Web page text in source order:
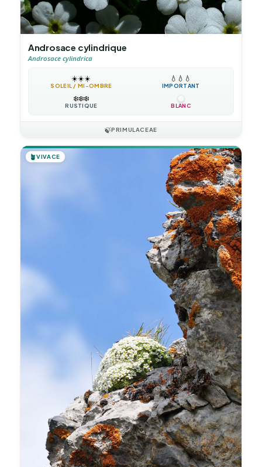
Androsace cylindrique
Androsace cylindrica
☀️☀️☀️
SOLEIL / MI-OMBRE
💧 💧 💧
IMPORTANT
❄️❄️❄️
RUSTIQUE BLANC
🍃PRIMULACEAE
🪴VIVACE